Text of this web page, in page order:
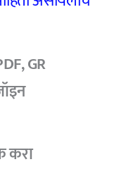
GR
करा